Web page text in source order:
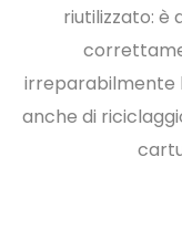
riutilizzato: è
irreparabilmente
anche di